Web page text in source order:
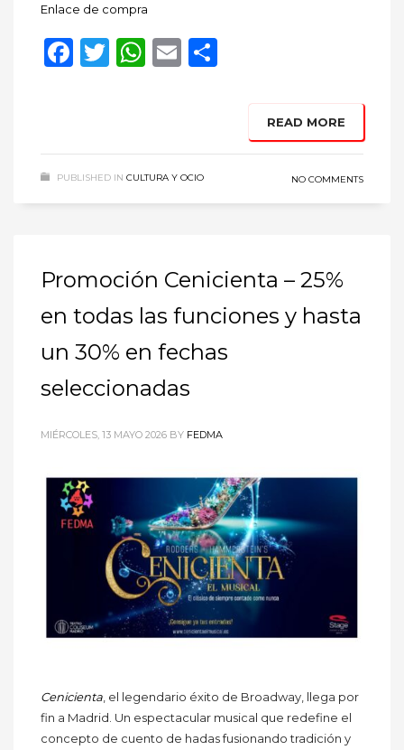
Enlace de compra
Facebook
Twitter
WhatsApp
Email
READ MORE
PUBLISHED IN CULTURA Y OCIO NO COMMENTS
Promoción Cenicienta – 25%
en todas las funciones y hasta
un 30% en fechas
seleccionadas
MIÉRCOLES, 13 MAYO 2026 BY FEDMA
Cenicienta , el legendario éxito de Broadway, llega por
fin a Madrid. Un espectacular musical que redefine el
concepto de cuento de hadas fusionando tradición y